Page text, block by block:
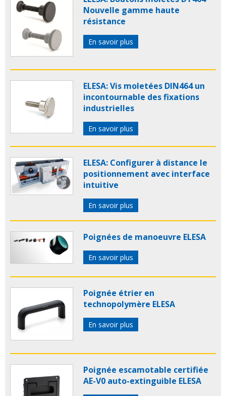
Nouvelle gamme haute
résistance
En savoir plus
ELESA: Vis moletées DIN464 un
incontournable des fixations
industrielles
En savoir plus
ELESA: Configurer à distance le
positionnement avec interface
intuitive
En savoir plus
Poignées de manoeuvre ELESA
En savoir plus
Poignée étrier en
technopolymère ELESA
En savoir plus
Poignée escamotable certifiée
AE-V0 auto-extinguible ELESA